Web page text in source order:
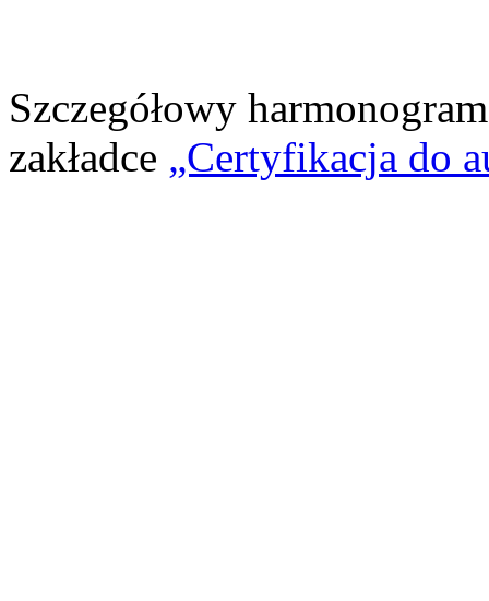
Szczegółowy
zakładce „Certyfikacja do